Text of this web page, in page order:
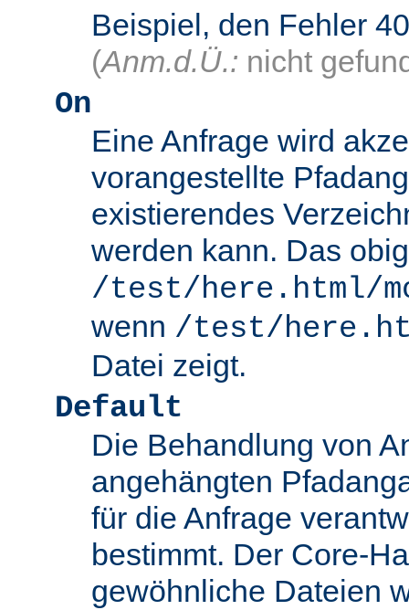
Beispiel, den Fehler
(Anm.d.Ü.: nicht
On
Eine Anfrage wird
vorangestellte
existierendes
werden kann. Das
/test/here.html/
wenn /test/
Datei zeigt.
Default
Die Behandlung von
angehängten
für die Anfrage
bestimmt. Der Core-
gewöhnliche Dateien